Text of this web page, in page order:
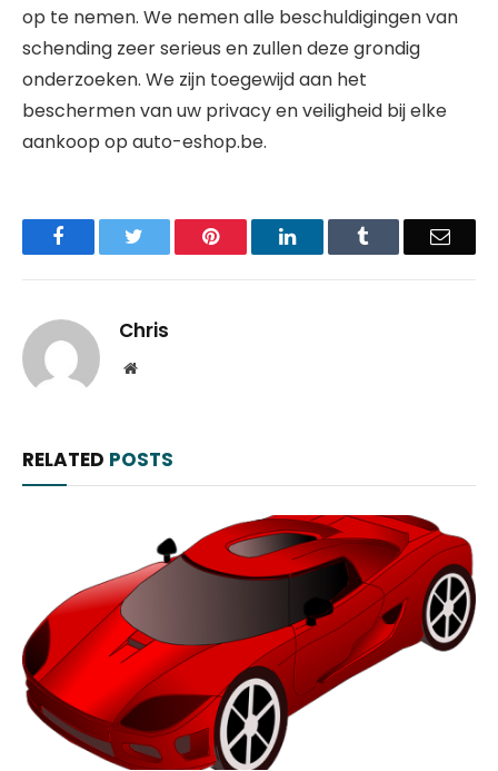
op te nemen. We nemen alle beschuldigingen van
schending zeer serieus en zullen deze grondig
onderzoeken. We zijn toegewijd aan het
beschermen van uw privacy en veiligheid bij elke
aankoop op auto-eshop.be.
Facebook Pinterest LinkedIn Email
Chris
Website
RELATED POSTS